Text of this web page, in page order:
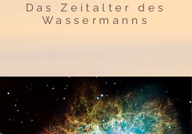
Das Zeitalter des
Wassermanns